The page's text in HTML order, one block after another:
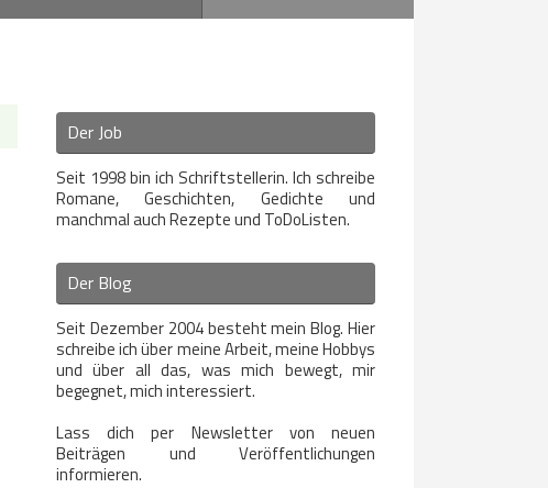
Der Job
Seit 1998 bin ich Schriftstellerin. Ich schreibe
Romane, Geschichten, Gedichte und
manchmal auch Rezepte und ToDoListen.
Der Blog
Seit Dezember 2004 besteht mein Blog. Hier
schreibe ich über meine Arbeit, meine Hobbys
und über all das, was mich bewegt, mir
begegnet, mich interessiert.
Lass dich per Newsletter von neuen
Beiträgen und Veröffentlichungen
informieren.